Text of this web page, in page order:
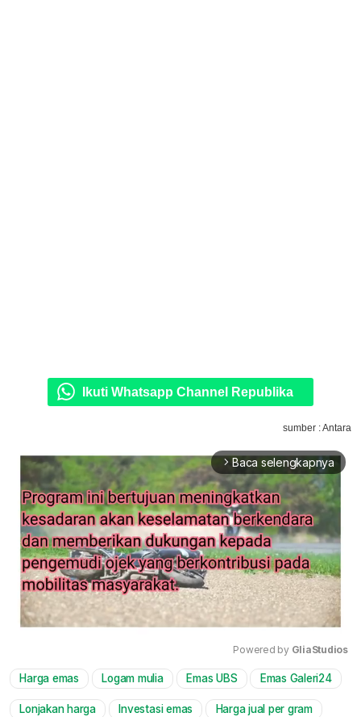
Ikuti Whatsapp Channel Republika
sumber : Antara
arrow_forward_ios Baca selengkapnya
Mute
Powered by GliaStudios
Harga emas Logam mulia Emas UBS Emas Galeri24
Lonjakan harga Investasi emas Harga jual per gram